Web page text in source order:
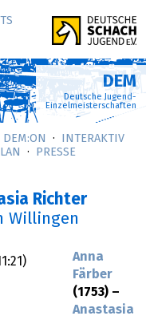
DEM
Deutsche Jugend-
Einzelmeisterschaften
DEM:ON
INTERAKTIV
PRESSE
Richter
Willingen
)
Anna
Färber
(1753) –
Anastasia